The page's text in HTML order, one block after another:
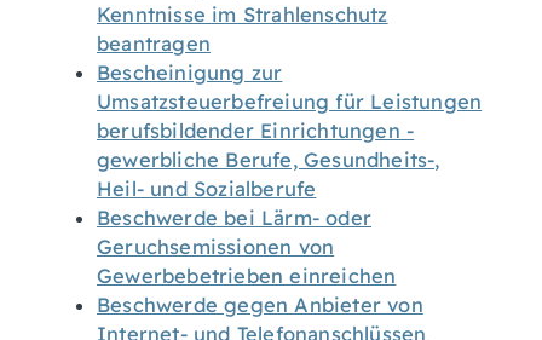
Kenntnisse im Strahlenschutz
beantragen
Bescheinigung zur
Umsatzsteuerbefreiung für Leistungen
berufsbildender Einrichtungen -
gewerbliche Berufe, Gesundheits-,
Heil- und Sozialberufe
Beschwerde bei Lärm- oder
Geruchsemissionen von
Gewerbebetrieben einreichen
Beschwerde gegen Anbieter von
Internet- und Telefonanschlüssen